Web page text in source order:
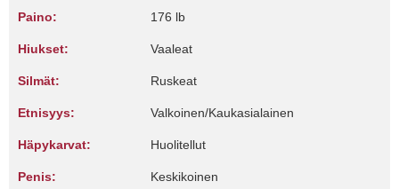
Paino: 176 lb
Hiukset: Vaaleat
Silmät: Ruskeat
Etnisyys: Valkoinen/Kaukasialainen
Häpykarvat: Huolitellut
Penis: Keskikoinen